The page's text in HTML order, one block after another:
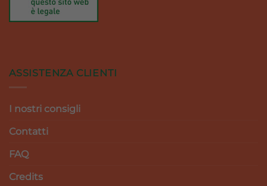
ASSISTENZA CLIENTI
I nostri consigli
Contatti
FAQ
Credits